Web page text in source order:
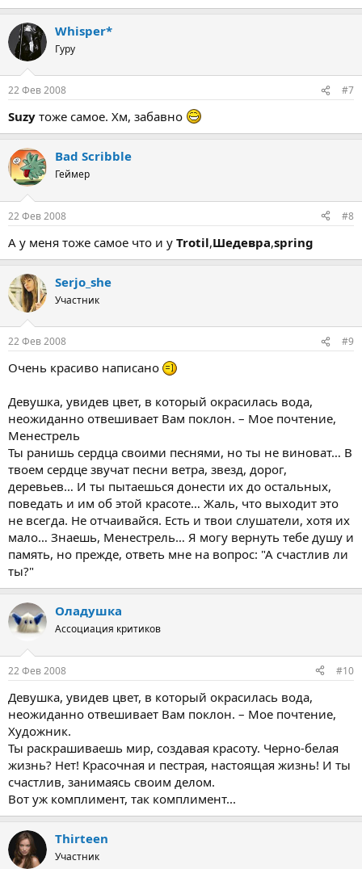
Whisper*
Гуру
22 Фев 2008 #7
Suzy тоже самое. Хм, забавно
Bad Scribble
Геймер
22 Фев 2008 #8
А у меня тоже самое что и у Trotil,Шедевра,spring
Serjo_she
Участник
22 Фев 2008 #9
Очень красиво написано
Девушка, увидев цвет, в который окрасилась вода,
неожиданно отвешивает Вам поклон. – Мое почтение,
Менестрель
Ты ранишь сердца своими песнями, но ты не виноват… В
твоем сердце звучат песни ветра, звезд, дорог,
деревьев… И ты пытаешься донести их до остальных,
поведать и им об этой красоте… Жаль, что выходит это
не всегда. Не отчаивайся. Есть и твои слушатели, хотя их
мало… Знаешь, Менестрель… Я могу вернуть тебе душу и
память, но прежде, ответь мне на вопрос: "А счастлив ли
ты?"
Оладушка
Ассоциация критиков
22 Фев 2008 #10
Девушка, увидев цвет, в который окрасилась вода,
неожиданно отвешивает Вам поклон. – Мое почтение,
Художник.
Ты раскрашиваешь мир, создавая красоту. Черно-белая
жизнь? Нет! Красочная и пестрая, настоящая жизнь! И ты
счастлив, занимаясь своим делом.
Вот уж комплимент, так комплимент...
Thirteen
Участник